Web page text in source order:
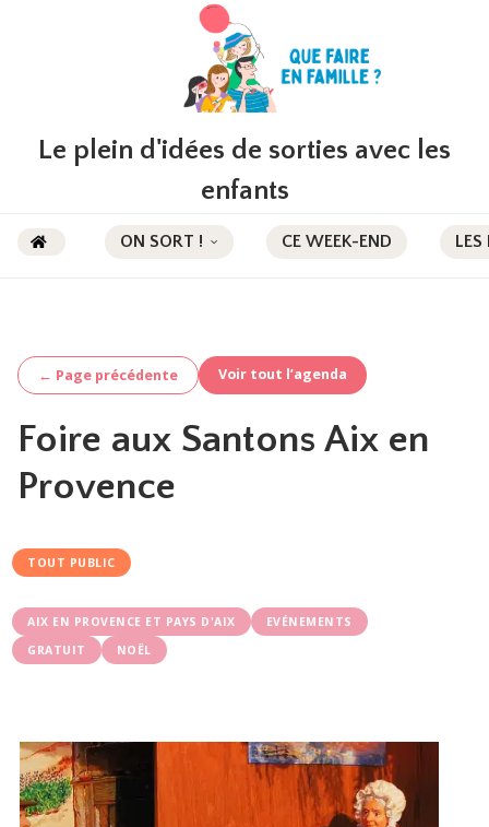
Le plein d'idées de sorties avec les
enfants
ON SORT ! CE WEEK-END LES
← Page précédente Voir tout l’agenda
Foire aux Santons Aix en
Provence
TOUT PUBLIC
AIX EN PROVENCE ET PAYS D'AIX
EVÉNEMENTS
GRATUIT
NOËL